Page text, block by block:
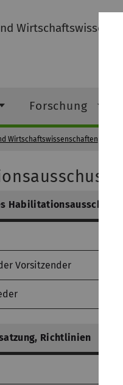
Forschung
Wirtschaftswissenschaften
Habilitationsausschusses
Vorsitzender
Richtlinien